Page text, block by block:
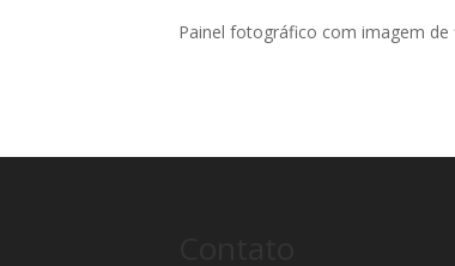
Painel fotográfico com imagem de